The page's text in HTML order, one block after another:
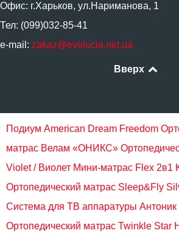
Офис: г.Харьков, ул.Нариманова, 1
Тел: (099)032-85-41
e-mail: zakaz@evolucia.net.ua
Вверх
Подиум American Dream Freedom
матрас Велам «ОНИКС»
Violet / Виолет Мини-матрас Flex 2в1
Ортопедический матрас Sleep&Fly
Система для ТВ аппаратуры Антоник
Ортопедический матрас Twinkle Star